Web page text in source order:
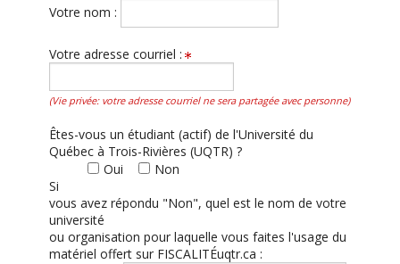
Votre nom :
Votre adresse courriel :
(Vie privée: votre adresse courriel ne sera partagée avec personne)
Êtes-vous un étudiant (actif) de l'Université du
Québec à Trois-Rivières (UQTR) ?
Oui
Non
Si
vous avez répondu "Non", quel est le nom de votre
université
ou organisation pour laquelle vous faites l'usage du
matériel offert sur FISCALITÉuqtr.ca :